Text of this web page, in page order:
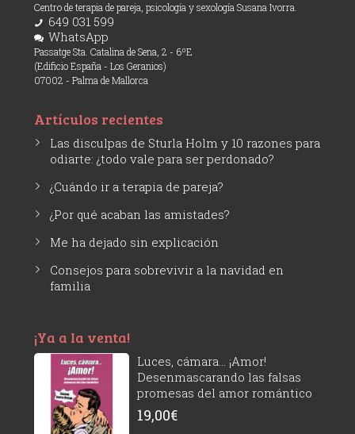
Centro de terapia de pareja, psicología y sexología Susana Ivorra.
649 031 599
WhatsApp
Passatge Sta. Catalina de Sena, 2 - 6ºE
(Edificio España - Los Geranios)
07002 - Palma de Mallorca
Artículos recientes
Las disculpas de Sturla Holm y 10 razones para
odiarte: ¿todo vale para ser perdonado?
¿Cuándo ir a terapia de pareja?
¿Por qué acaban las amistades?
Me ha dejado sin explicación
Consejos para sobrevivir a la navidad en
familia
¡Ya a la venta!
Luces, cámara... ¡Amor!
Desenmascarando las falsas
promesas del amor romántico
19,00€